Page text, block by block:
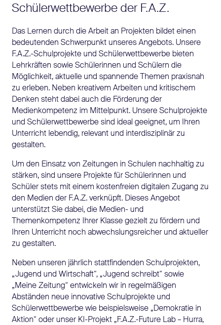
Schülerwettbewerbe der F.A.Z.
Das Lernen durch die Arbeit an Projekten bildet einen
bedeutenden Schwerpunkt unseres Angebots. Unsere
F.A.Z.-Schulprojekte und Schülerwettbewerbe bieten
Lehrkräften sowie Schülerinnen und Schülern die
Möglichkeit, aktuelle und spannende Themen praxisnah
zu erleben. Neben kreativem Arbeiten und kritischem
Denken steht dabei auch die Förderung der
Medienkompetenz im Mittelpunkt. Unsere Schulprojekte
und Schülerwettbewerbe sind ideal geeignet, um Ihren
Unterricht lebendig, relevant und interdisziplinär zu
gestalten.
Um den Einsatz von Zeitungen in Schulen nachhaltig zu
stärken, sind unsere Projekte für Schülerinnen und
Schüler stets mit einem kostenfreien digitalen Zugang zu
den Medien der F.A.Z. verknüpft. Dieses Angebot
unterstützt Sie dabei, die Medien- und
Themenkompetenz Ihrer Klasse gezielt zu fördern und
Ihren Unterricht noch abwechslungsreicher und aktueller
zu gestalten.
Neben unseren jährlich stattfindenden Schulprojekten,
„Jugend und Wirtschaft“, „Jugend schreibt“ sowie
„Meine Zeitung“ entwickeln wir in regelmäßigen
Abständen neue innovative Schulprojekte und
Schülerwettbewerbe wie beispielsweise „Demokratie in
Aktion“ oder unser KI-Projekt „F.A.Z.-Future Lab – Hurra,